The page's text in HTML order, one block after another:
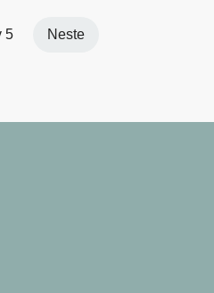
5 Neste